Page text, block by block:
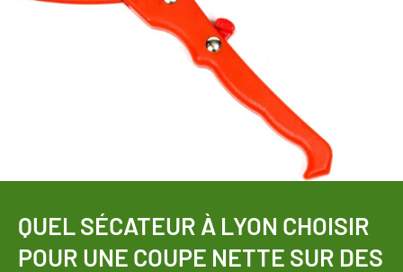
QUEL SÉCATEUR À LYON CHOISIR
POUR UNE COUPE NETTE SUR DES